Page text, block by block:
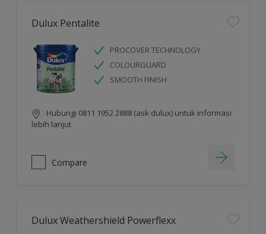
Dulux Pentalite
PROCOVER TECHNOLOGY
COLOURGUARD
SMOOTH FINISH
Hubungi 0811 1952 2888 (ask dulux) untuk informasi
lebih lanjut
Compare
Dulux Weathershield Powerflexx